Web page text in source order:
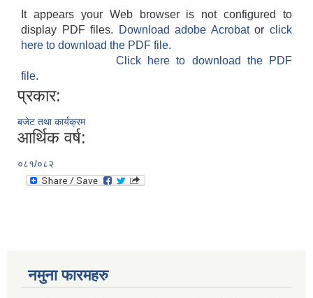
It appears your Web browser is not configured to
display PDF files.
Download adobe Acrobatorclick
here to download the PDF file.
Click here to download the PDF
file.
प्रकार:
बजेट तथा कार्यक्रम
आर्थिक वर्ष:
०८१/०८२
नमुना फारमहरु